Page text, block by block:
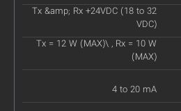
Tx &amp; Rx +24VDC (18 to 32
VDC)
Tx = 12 W (MAX)\ , Rx = 10 W
(MAX)
4 to 20 mA